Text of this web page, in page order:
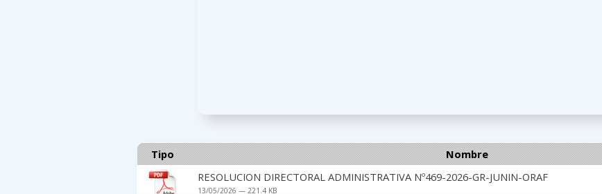
Tipo
Nombre
RESOLUCION DIRECTORAL ADMINISTRATIVA Nº469-2026-GR-JUNIN-ORAF
13/05/2026 — 221.4 KB